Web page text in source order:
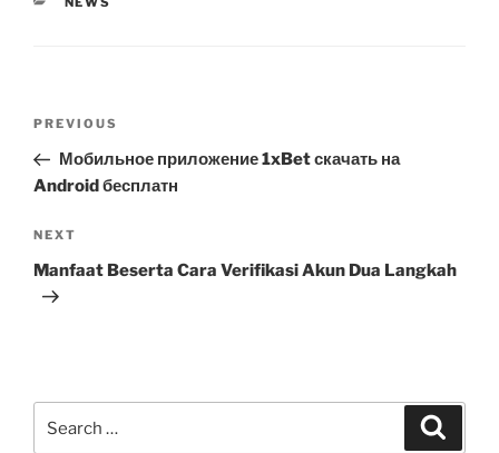
Previous
Post
PREVIOUS
Мобильное приложение 1xBet скачать на
Android бесплатн
Next
Post
NEXT
Manfaat Beserta Cara Verifikasi Akun Dua Langkah
for: